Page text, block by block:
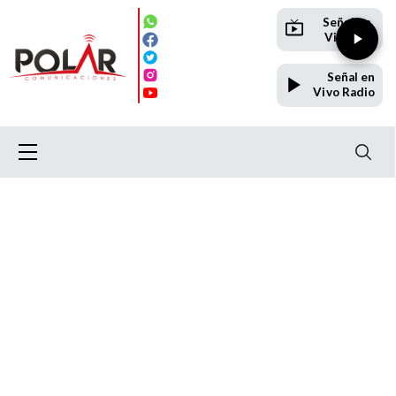
Señal en
Vivo TV
Señal en
Vivo Radio